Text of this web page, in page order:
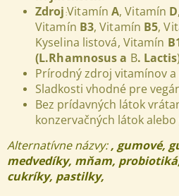
Zdroj :VitamínA,Vitamín D
Vitamín B3,Vitamín B5,
Kyselina listová, Vitamín
(L.Rhamnosus a B. Lactis)
Prírodný zdroj vitamínov
Sladkosti vhodné pre
Bez prídavných látok
konzervačných látok alebo
Alternatívne názvy:, gumové,
medvedíky, mňam,
cukríky, pastilky,